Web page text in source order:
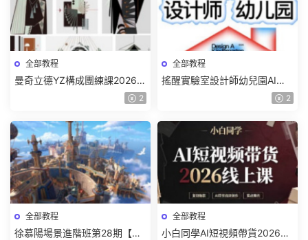
全部教程
曼奇立德YZ構成團練課2026年
8月已結課【畫質高清有課件】
2
全部教程
搖醒實驗室設計師幼兒園AI軟
件基礎課2025【畫質不錯有素
2
全部教程
徐慕陽場景進階班第28期【畫
全部教程
小白同學AI短視頻帶貨2026線